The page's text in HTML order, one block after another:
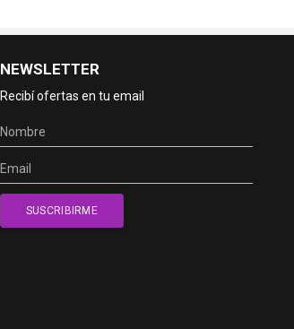
NEWSLETTER
Recibí ofertas en tu email